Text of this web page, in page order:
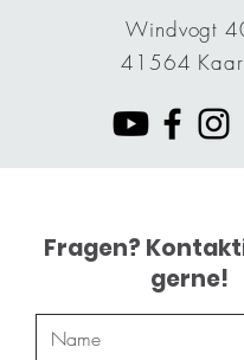
Windvogt
41564
Fragen?
gerne!